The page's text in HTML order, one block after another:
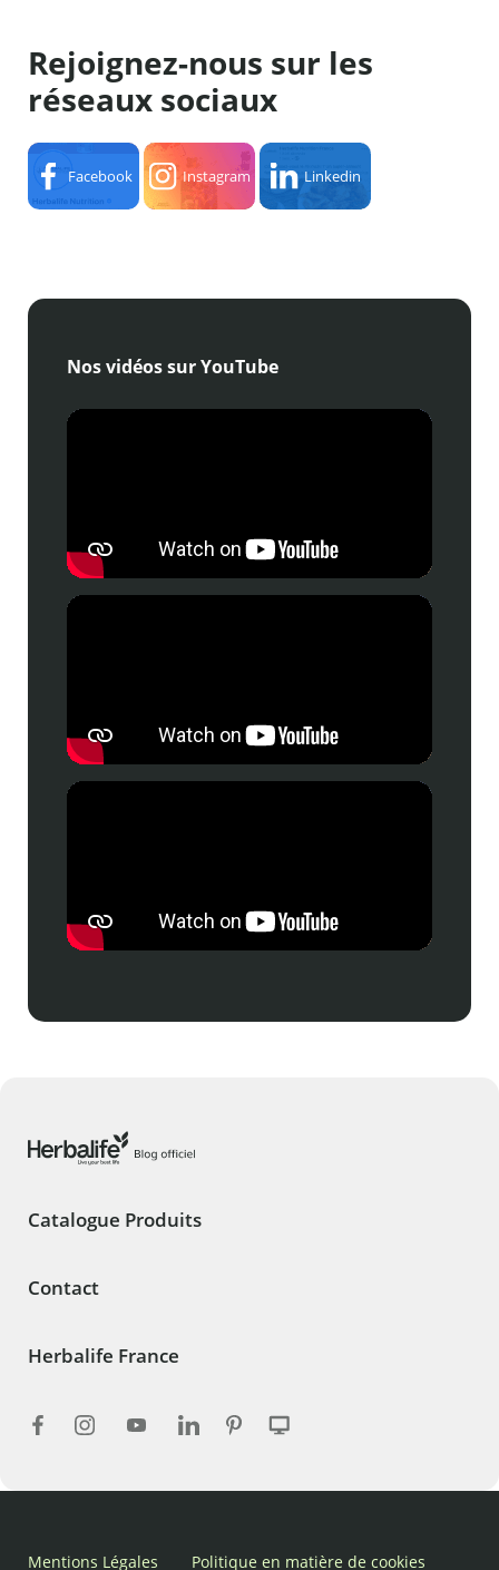
Rejoignez-nous sur les
réseaux sociaux
Facebook Instagram Linkedin
Nos vidéos sur YouTube
Catalogue Produits
Contact
Herbalife France
Mentions Légales Politique en matière de cookies